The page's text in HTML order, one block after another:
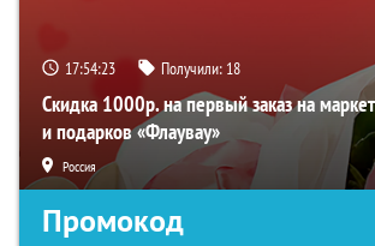
17:54:22 Получили: 18
Скидка 1000р. на первый заказ на
и подарков «Флаувау»
Россия
Промокод